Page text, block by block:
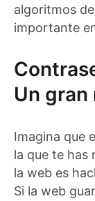
algoritmos
importante
Un
Imagina que
la que te has
la web es
Si la web